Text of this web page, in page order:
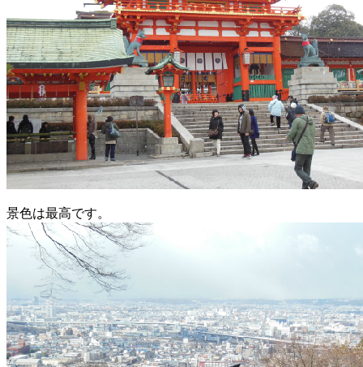
景色は最高です。